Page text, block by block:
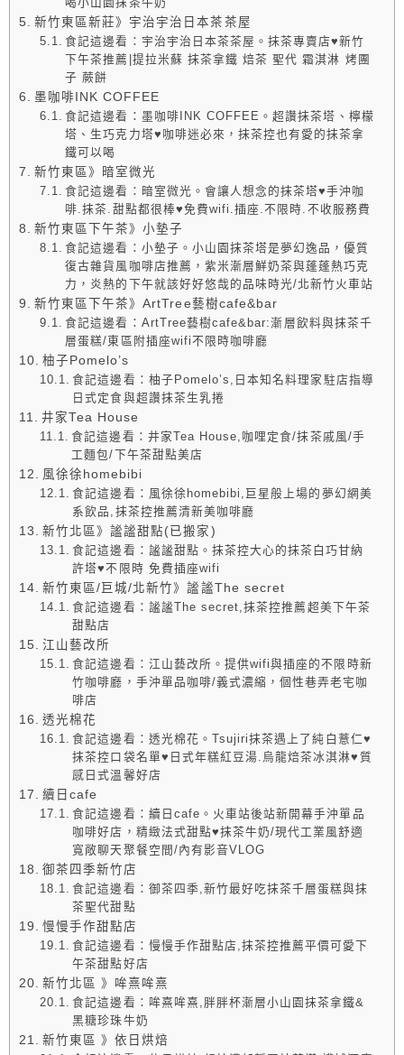
新竹東區新莊》宇治宇治日本茶茶屋
食記這邊看：宇治宇治日本茶茶屋。抹茶專賣店♥新竹
下午茶推薦|提拉米蘇 抹茶拿鐵 焙茶 聖代 霜淇淋 烤團
子 蕨餅
墨咖啡INK COFFEE
食記這邊看：墨咖啡INK COFFEE。超讚抹茶塔、檸檬
塔、生巧克力塔♥咖啡迷必來，抹茶控也有愛的抹茶拿
鐵可以喝
新竹東區》暗室微光
食記這邊看：暗室微光。會讓人想念的抹茶塔♥手沖咖
啡.抹茶.甜點都很棒♥免費wifi.插座.不限時.不收服務費
新竹東區下午茶》小墊子
食記這邊看：小墊子。小山園抹茶塔是夢幻逸品，優質
復古雜貨風咖啡店推薦，紫米漸層鮮奶茶與蓬蓬熱巧克
力，炎熱的下午就該好好悠哉的品味時光/北新竹火車站
新竹東區下午茶》ArtTree藝樹cafe&bar
食記這邊看：ArtTree藝樹cafe&bar:漸層飲料與抹茶千
層蛋糕/東區附插座wifi不限時咖啡廳
柚子Pomelo’s
食記這邊看：柚子Pomelo’s,日本知名料理家駐店指導
日式定食與超讚抹茶生乳捲
井家Tea House
食記這邊看：井家Tea House,咖哩定食/抹茶戚風/手
工麵包/下午茶甜點美店
風徐徐homebibi
食記這邊看：風徐徐homebibi,巨星般上場的夢幻網美
系飲品,抹茶控推薦清新美咖啡廳
新竹北區》謐謐甜點(已搬家)
食記這邊看：謐謐甜點。抹茶控大心的抹茶白巧甘納
許塔♥不限時 免費插座wifi
新竹東區/巨城/北新竹》謐謐The secret
食記這邊看：謐謐The secret,抹茶控推薦超美下午茶
甜點店
江山藝改所
食記這邊看：江山藝改所。提供wifi與插座的不限時新
竹咖啡廳，手沖單品咖啡/義式濃縮，個性巷弄老宅咖
啡店
透光棉花
食記這邊看：透光棉花。Tsujiri抹茶遇上了純白薏仁♥
抹茶控口袋名單♥日式年糕紅豆湯.烏龍焙茶冰淇淋♥質
感日式溫馨好店
續日cafe
食記這邊看：續日cafe。火車站後站新開幕手沖單品
咖啡好店，精緻法式甜點♥抹茶牛奶/現代工業風舒適
寬敞聊天聚餐空間/內有影音VLOG
御茶四季新竹店
食記這邊看：御茶四季,新竹最好吃抹茶千層蛋糕與抹
茶聖代甜點
慢慢手作甜點店
食記這邊看：慢慢手作甜點店,抹茶控推薦平價可愛下
午茶甜點好店
新竹北區 》哞熹哞熹
食記這邊看：哞熹哞熹,胖胖杯漸層小山園抹茶拿鐵&
黑糖珍珠牛奶
新竹東區 》依日烘焙